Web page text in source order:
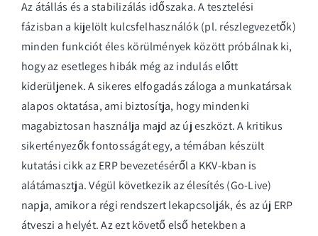
Az átállás és a stabilizálás időszaka. A tesztelési
fázisban a kijelölt kulcsfelhasználók (pl. részlegvezetők)
minden funkciót éles körülmények között próbálnak ki,
hogy az esetleges hibák még az indulás előtt
kiderüljenek. A sikeres elfogadás záloga a munkatársak
alapos oktatása, ami biztosítja, hogy mindenki
magabiztosan használja majd az új eszközt. A kritikus
sikertényezők fontosságát egy, a témában készült
kutatási cikk az ERP bevezetéséről a KKV-kban is
alátámasztja. Végül következik az élesítés (Go-Live)
napja, amikor a régi rendszert lekapcsolják, és az új ERP
átveszi a helyét. Az ezt követő első hetekben a